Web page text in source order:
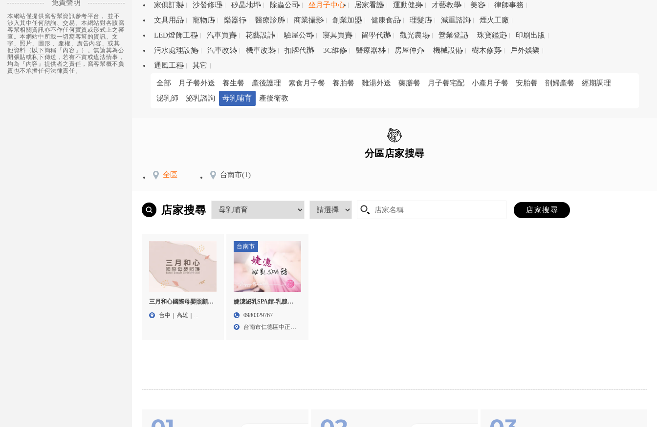
免責聲明
本網站僅提供窩客幫資訊參考平台， 並不
涉入其中任何諮詢、交易。本網站對各該窩
客幫相關資訊亦不作任何實質或形式上之審
查。本網站中所載一切窩客幫的資訊、文
字、照片、圖形 、產權、廣告內容、或其
他資料（以下簡稱『內容』）。無論其為公
開張貼或私下傳送，若有不實或違法情事，
均為『內容』提供者之責任，窩客幫概不負
責也不承擔任何法律責任。
家俱訂製
沙發修理 矽晶地坪 除蟲公司 坐月子中心 居家看護 運動健身 才藝教學 美容
律師事務
文具用品
寵物店 樂器行 醫療診所 商業攝影 創業加盟 健康食品 理髮店 減重諮詢
煙火工廠
LED燈飾工程
汽車買賣 花藝設計 驗屋公司 寢具買賣 留學代辦 觀光農場 營業登記 珠寶鑑定
印刷出版
污水處理設施
汽車改裝 機車改裝 扣牌代辦 3C維修 醫療器材 房屋仲介 機械設備 樹木修剪
戶外娛樂
通風工程
其它
全部 月子餐外送 養生餐 產後護理 素食月子餐 養胎餐 雞湯外送 藥膳餐 月子餐宅配 小產月子餐 安胎餐 剖婦產餐
經期調理
泌乳師
泌乳諮詢 母乳哺育 產後衛教
分區店家搜尋
全區 台南市(1)
店家搜尋
三月和心國際母嬰照顧-
月嫂推薦,到府坐月子,台
台中｜高雄｜...
台南市
婕潓泌乳SPA館-乳腺疏
通,孕婦擠乳腺,泌乳師,台
通
0980329767
台南市仁德區中正路